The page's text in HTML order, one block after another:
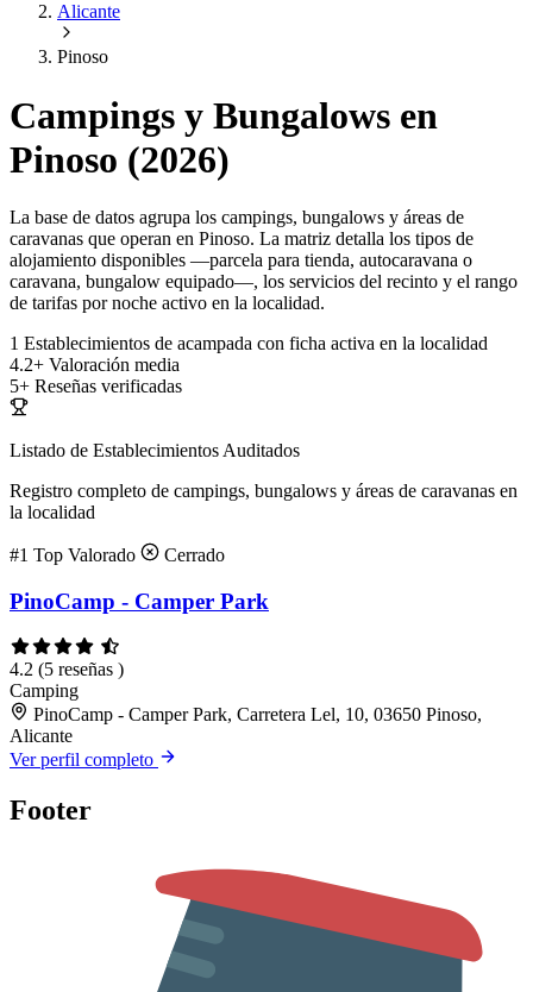
Alicante
Pinoso
Campings y Bungalows en
Pinoso (2026)
La base de datos agrupa los campings, bungalows y áreas de
caravanas que operan en Pinoso. La matriz detalla los tipos de
alojamiento disponibles —parcela para tienda, autocaravana o
caravana, bungalow equipado—, los servicios del recinto y el rango
de tarifas por noche activo en la localidad.
1 Establecimientos de acampada con ficha activa en la localidad
4.2+ Valoración media
5+ Reseñas verificadas
Listado de Establecimientos Auditados
Registro completo de campings, bungalows y áreas de caravanas en
la localidad
#1 Top Valorado Cerrado
PinoCamp - Camper Park
4.2 (5 reseñas )
Camping
PinoCamp - Camper Park, Carretera Lel, 10, 03650 Pinoso,
Alicante
Ver perfil completo
Footer